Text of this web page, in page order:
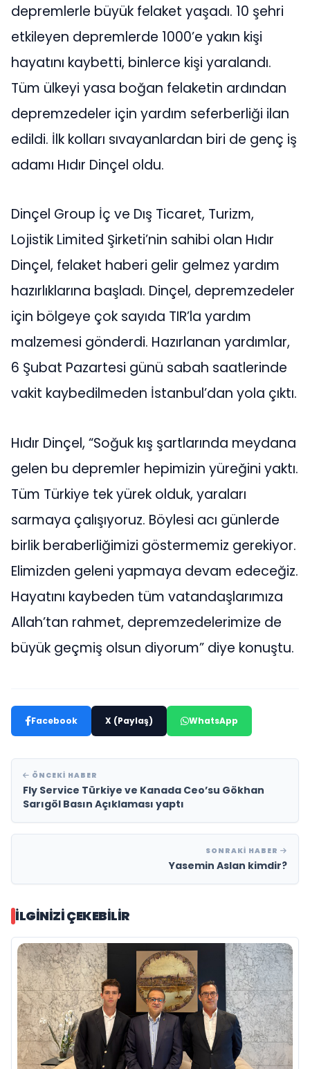
depremlerle büyük felaket yaşadı. 10 şehri
etkileyen depremlerde 1000’e yakın kişi
hayatını kaybetti, binlerce kişi yaralandı.
Tüm ülkeyi yasa boğan felaketin ardından
depremzedeler için yardım seferberliği ilan
edildi. İlk kolları sıvayanlardan biri de genç iş
adamı Hıdır Dinçel oldu.
Dinçel Group İç ve Dış Ticaret, Turizm,
Lojistik Limited Şirketi’nin sahibi olan Hıdır
Dinçel, felaket haberi gelir gelmez yardım
hazırlıklarına başladı. Dinçel, depremzedeler
için bölgeye çok sayıda TIR’la yardım
malzemesi gönderdi. Hazırlanan yardımlar,
6 Şubat Pazartesi günü sabah saatlerinde
vakit kaybedilmeden İstanbul’dan yola çıktı.
Hıdır Dinçel, “Soğuk kış şartlarında meydana
gelen bu depremler hepimizin yüreğini yaktı.
Tüm Türkiye tek yürek olduk, yaraları
sarmaya çalışıyoruz. Böylesi acı günlerde
birlik beraberliğimizi göstermemiz gerekiyor.
Elimizden geleni yapmaya devam edeceğiz.
Hayatını kaybeden tüm vatandaşlarımıza
Allah’tan rahmet, depremzedelerimize de
büyük geçmiş olsun diyorum” diye konuştu.
Facebook X (Paylaş) WhatsApp
ÖNCEKI HABER
Fly Service Türkiye ve Kanada Ceo’su Gökhan
Sarıgöl Basın Açıklaması yaptı
SONRAKI HABER
Yasemin Aslan kimdir?
İLGINIZI ÇEKEBILIR